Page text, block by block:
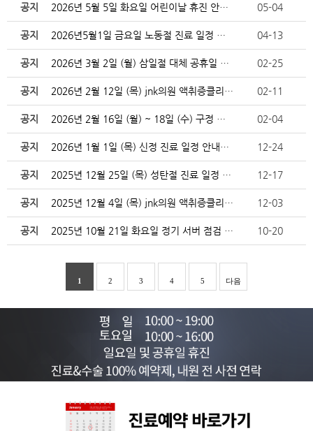
공지 2026년 5월 5일 화요일 어린이날 휴진 안내드립니다… 05-04
공지 2026년5월1일 금요일 노동절 진료 일정 안내드립니다… 04-13
공지 2026년 3월 2일 (월) 삼일절 대체 공휴일 진료 … 02-25
공지 2026년 2월 12일 (목) jnk의원 액취증클리닉 … 02-11
공지 2026년 2월 16일 (월) ~ 18일 (수) 구정 … 02-04
공지 2026년 1월 1일 (목) 신정 진료 일정 안내입니다… 12-24
공지 2025년 12월 25일 (목) 성탄절 진료 일정 안내… 12-17
공지 2025년 12월 4일 (목) jnk의원 액취증클리닉 … 12-03
공지 2025년 10월 21일 화요일 정기 서버 점검 안내 10-20
1 2 3 4 5 다음